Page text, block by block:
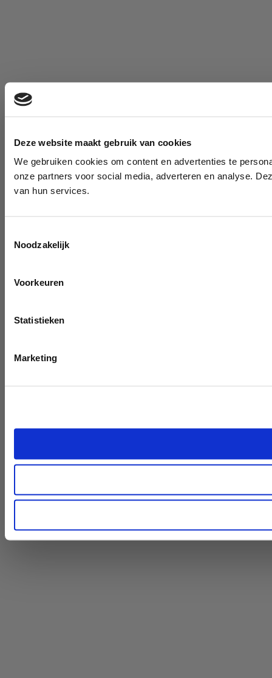
Deze website maakt gebruik van cookies
We gebruiken cookies om content en advertenties te
onze partners voor social media, adverteren en analyse.
van hun services.
Noodzakelijk
Voorkeuren
Statistieken
Marketing